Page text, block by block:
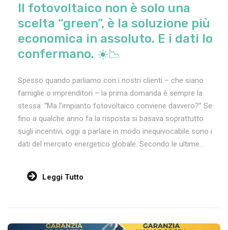
Il fotovoltaico non è solo una
scelta “green”, è la soluzione più
economica in assoluto. E i dati lo
confermano. ☀️📉
Spesso quando parliamo con i nostri clienti – che siano
famiglie o imprenditori – la prima domanda è sempre la
stessa: “Ma l’impianto fotovoltaico conviene davvero?” Se
fino a qualche anno fa la risposta si basava soprattutto
sugli incentivi, oggi a parlare in modo inequivocabile sono i
dati del mercato energetico globale. Secondo le ultime...
Leggi Tutto